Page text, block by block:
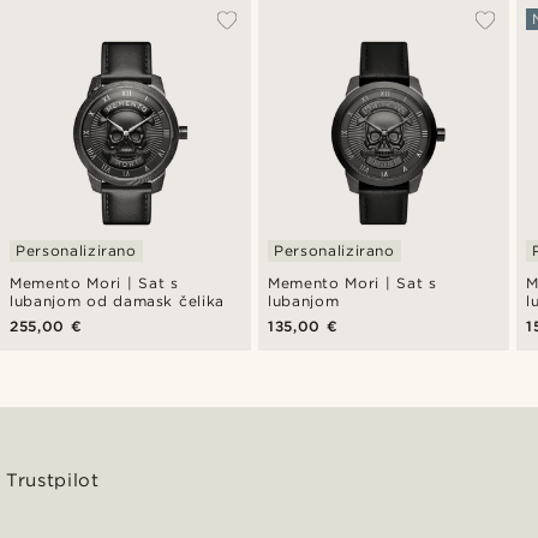
Memento Mori | Sat s
lubanjom od damask čelika
Personalizirano
255,00 €
Memento Mori | Sat s
lubanjom
Personalizirano
135,00 €
Trustpilot